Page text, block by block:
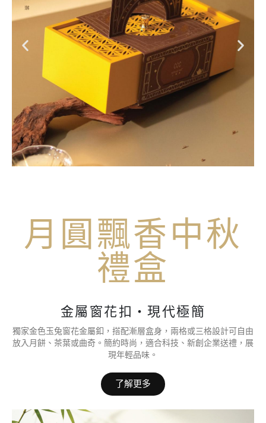
月圓飄香中秋
禮盒
金屬窗花扣・現代極簡
獨家金色玉兔窗花金屬釦，搭配漸層盒身，兩格或三格設計可自由
放入月餅、茶葉或曲奇。簡約時尚，適合科技、新創企業送禮，展
現年輕品味。
了解更多